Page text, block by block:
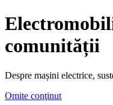
comunității
Despre mașini electrice,
Omite conţinut